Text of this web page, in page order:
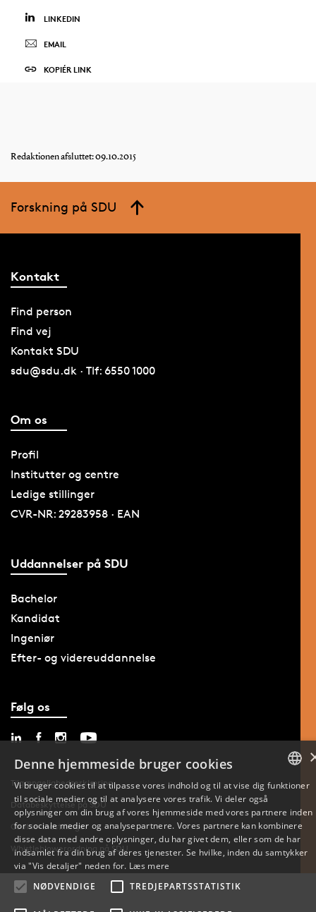
LINKEDIN
EMAIL
KOPIÉR LINK
Redaktionen afsluttet: 09.10.2015
Forskning på SDU
Kontakt
Find person
Find vej
Kontakt SDU
sdu@sdu.dk · Tlf: 6550 1000
Om os
Profil
Institutter og centre
Ledige stillinger
CVR-NR: 29283958 · EAN
Uddannelser på SDU
Bachelor
Kandidat
Ingeniør
Efter- og videreuddannelse
Følg os
Tilgængelighedserklæring
Databeskyttelse på SDU
Cookie-indstillinger
Whistleblowerordning på SDU
ENGLISH
Denne hjemmeside bruger cookies
Vi bruger cookies til at tilpasse vores indhold og til at vise dig funktioner
til sociale medier og til at analysere vores trafik. Vi deler også
oplysninger om din brug af vores hjemmeside med vores partnere inden
for sociale medier og analysepartnere. Vores partnere kan kombinere
disse data med andre oplysninger, du har givet dem, eller som de har
indsamlet fra din brug af deres tjenester. Se hvilke, inden du samtykker
via "Vis detaljer" neden for. Læs mere
NØDVENDIGE
TREDJEPARTSSTATISTIK